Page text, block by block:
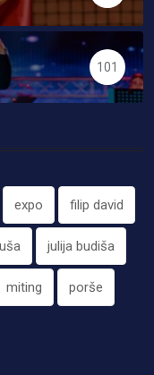
101
expo filip david
julija budiša
miting porše